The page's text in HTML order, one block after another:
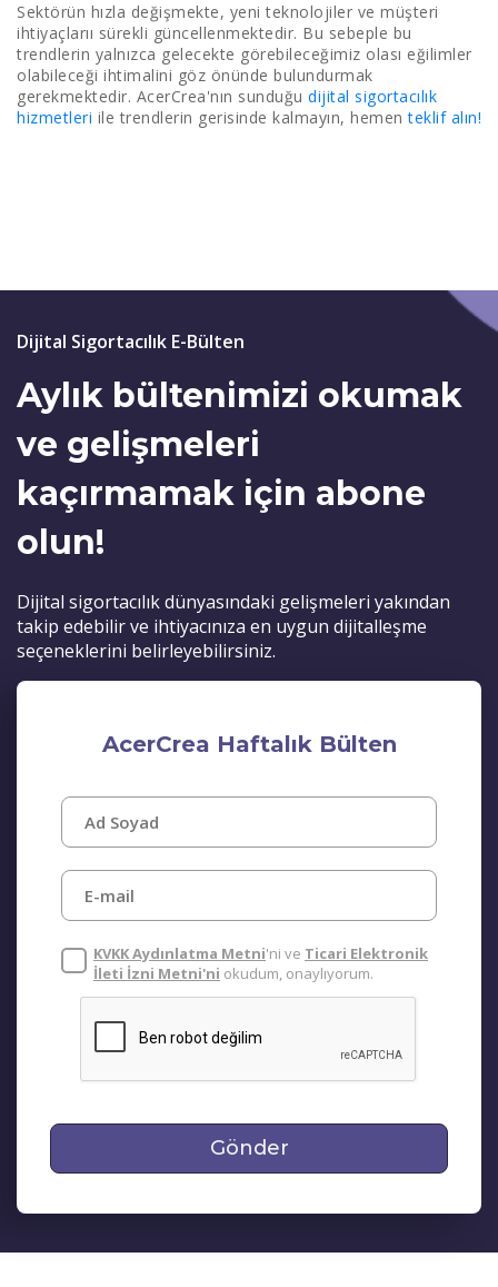
Sektörün hızla değişmekte, yeni teknolojiler ve müşteri
ihtiyaçlarıı sürekli güncellenmektedir. Bu sebeple bu
trendlerin yalnızca gelecekte görebileceğimiz olası eğilimler
olabileceği ihtimalini göz önünde bulundurmak
gerekmektedir. AcerCrea'nın sunduğu dijital sigortacılık
hizmetleri ile trendlerin gerisinde kalmayın, hementeklif alın!
Dijital Sigortacılık E-Bülten
Aylık bültenimizi okumak
ve gelişmeleri
kaçırmamak için abone
olun!
Dijital sigortacılık dünyasındaki gelişmeleri yakından
takip edebilir ve ihtiyacınıza en uygun dijitalleşme
seçeneklerini belirleyebilirsiniz.
AcerCrea Haftalık Bülten
KVKK Aydınlatma Metni'ni ve Ticari Elektronik
İleti İzni Metni'ni okudum, onaylıyorum.
Gönder